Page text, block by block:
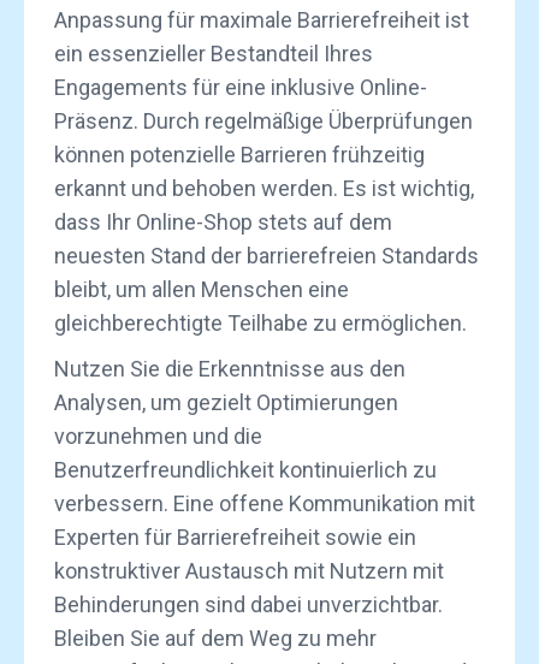
Anpassung für maximale Barrierefreiheit ist
ein essenzieller Bestandteil Ihres
Engagements für eine inklusive Online-
Präsenz. Durch regelmäßige Überprüfungen
können potenzielle Barrieren frühzeitig
erkannt und behoben werden. Es ist wichtig,
dass Ihr Online-Shop stets auf dem
neuesten Stand der barrierefreien Standards
bleibt, um allen Menschen eine
gleichberechtigte Teilhabe zu ermöglichen.
Nutzen Sie die Erkenntnisse aus den
Analysen, um gezielt Optimierungen
vorzunehmen und die
Benutzerfreundlichkeit kontinuierlich zu
verbessern. Eine offene Kommunikation mit
Experten für Barrierefreiheit sowie ein
konstruktiver Austausch mit Nutzern mit
Behinderungen sind dabei unverzichtbar.
Bleiben Sie auf dem Weg zu mehr